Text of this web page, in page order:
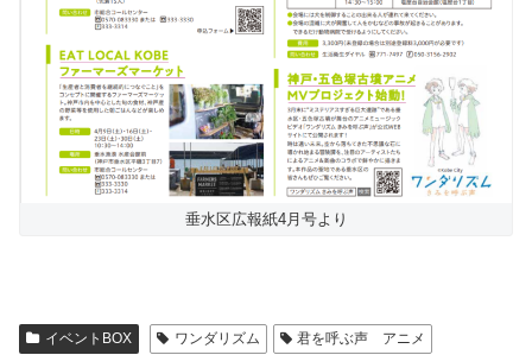
垂水区広報紙4月号より
イベントBOX ワンダリズム
君を呼ぶ声 アニメ